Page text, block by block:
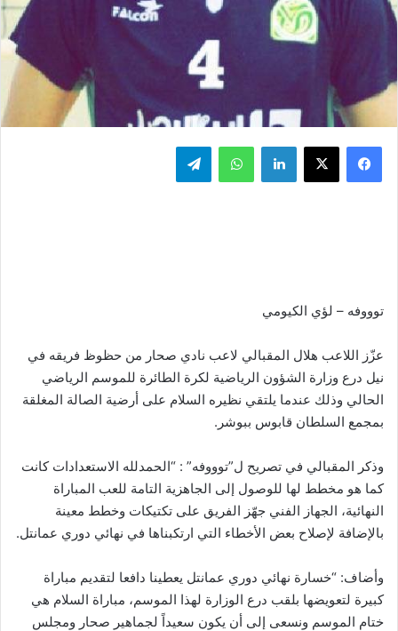
فيسبوك ‫X لينكدإن واتساب تيلقرام
توووفه – لؤي الكيومي
عزّز اللاعب هلال المقبالي لاعب نادي صحار من حظوظ فريقه في
نيل درع وزارة الشؤون الرياضية لكرة الطائرة للموسم الرياضي
الحالي وذلك عندما يلتقي نظيره السلام على أرضية الصالة المغلقة
بمجمع السلطان قابوس ببوشر.
وذكر المقبالي في تصريح ل”توووفه” : “الحمدلله الاستعدادات كانت
كما هو مخطط لها للوصول إلى الجاهزية التامة للعب المباراة
النهائية، الجهاز الفني جهّز الفريق على تكتيكات وخطط معينة
بالإضافة لإصلاح بعض الأخطاء التي ارتكبناها في نهائي دوري عمانتل.
وأضاف: “خسارة نهائي دوري عمانتل يعطينا دافعا لتقديم مباراة
كبيرة لتعويضها بلقب درع الوزارة لهذا الموسم، مباراة السلام هي
ختام الموسم ونسعى إلى أن يكون سعيداً لجماهير صحار ومجلس